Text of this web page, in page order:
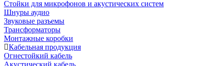
Стойки для микрофонов и акустических систем
Шнуры аудио
Звуковые разъемы
Трансформаторы
Монтажные коробки
Кабельная продукция
Огнестойкий кабель
Акустический кабель